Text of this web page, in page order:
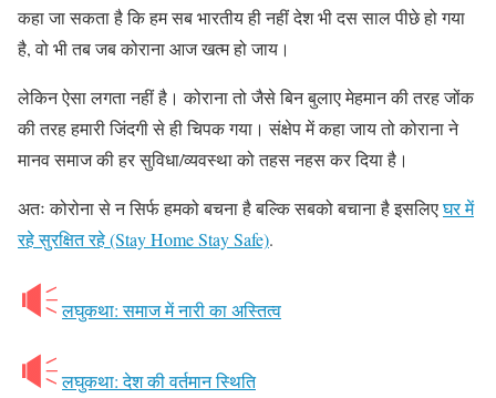
कहा जा सकता है कि हम सब भारतीय ही नहीं देश भी दस साल पीछे हो गया
है, वो भी तब जब कोराना आज खत्म हो जाय।
लेकिन ऐसा लगता नहीं है। कोराना तो जैसे बिन बुलाए मेहमान की तरह जोंक
की तरह हमारी जिंदगी से ही चिपक गया। संक्षेप में कहा जाय तो कोराना ने
मानव समाज की हर सुविधा/व्यवस्था को तहस नहस कर दिया है।
अतः कोरोना से न सिर्फ हमको बचना है बल्कि सबको बचाना है इसलिएघर में
रहे सुरक्षित रहे (Stay Home Stay Safe).
लघुकथा: समाज में नारी का अस्तित्व
लघुकथा: देश की वर्तमान स्थिति